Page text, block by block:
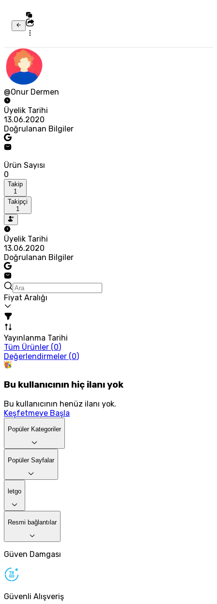
@Onur Dermen
Üyelik Tarihi
13.06.2020
Doğrulanan Bilgiler
Ürün Sayısı
0
Takip
1
Takipçi
1
Üyelik Tarihi
13.06.2020
Doğrulanan Bilgiler
Fiyat Aralığı
Yayınlanma Tarihi
Tüm Ürünler (0)
Değerlendirmeler (0)
Bu kullanıcının hiç ilanı yok
Bu kullanıcının henüz ilanı yok.
Keşfetmeye Başla
Popüler Kategoriler
Popüler Sayfalar
letgo
Resmi bağlantılar
Güven Damgası
Güvenli Alışveriş